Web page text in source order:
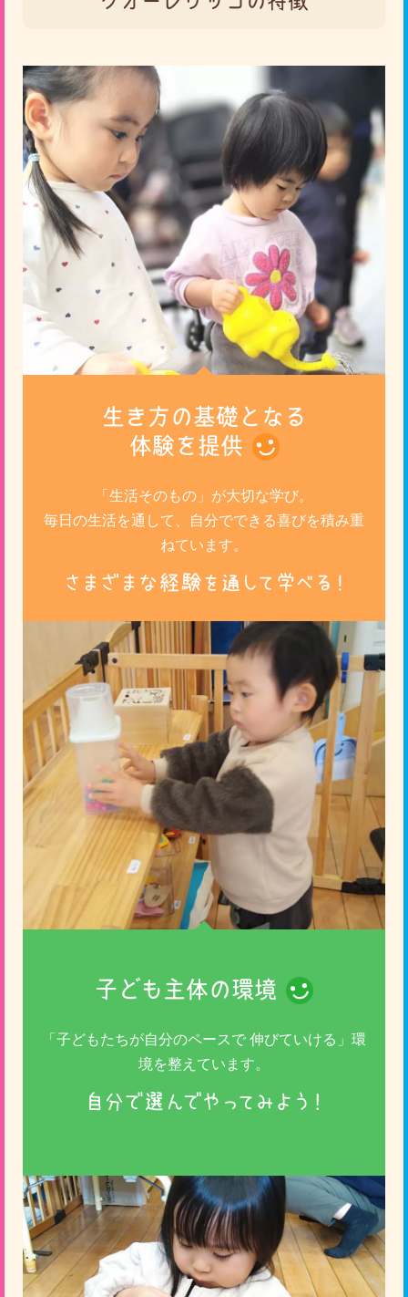
生き方の基礎となる
体験を提供
「生活そのもの」が大切な学び。
毎日の生活を通して、自分でできる喜びを積み重
ねています。
子ども主体の環境
「子どもたちが自分のペースで 伸びていける」環
境を整えています。